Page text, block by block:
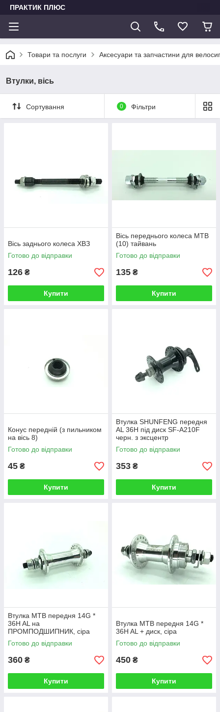
ПРАКТИК ПЛЮС
Товари та послуги Аксесуари та запчастини для
Втулки, вісь
Сортування 0 Фільтри
Вісь заднього колеса ХВЗ
Готово до відправки
126 ₴
Купити
Вісь переднього колеса МТВ
(10) тайвань
Готово до відправки
135 ₴
Купити
Конус передній (з пильником
на вісь 8)
Готово до відправки
45 ₴
Купити
Втулка SHUNFENG передня
AL 36H під диск SF-A210F
черн. з эксцентр
Готово до відправки
353 ₴
Купити
Втулка МТВ передня 14G *
36H AL на
ПРОМПОДШИПНИК, сіра
(2,5)
Готово до відправки
360 ₴
Купити
Втулка МТВ передня 14G *
36H AL + диск, сіра
Готово до відправки
450 ₴
Купити